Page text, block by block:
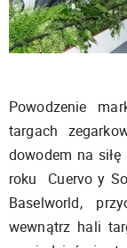
Powodzenie
targach
dowodem na
roku Cuervo y
Baselworld,
wewnątrz hali